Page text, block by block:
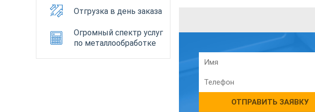
Отгрузка в день заказа
Огромный спектр услуг
по металлообработке
ОТПРАВИТЬ ЗАЯВКУ